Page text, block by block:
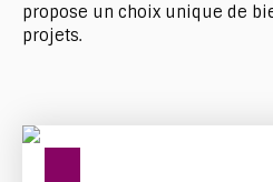
propose un choix unique de
projets.